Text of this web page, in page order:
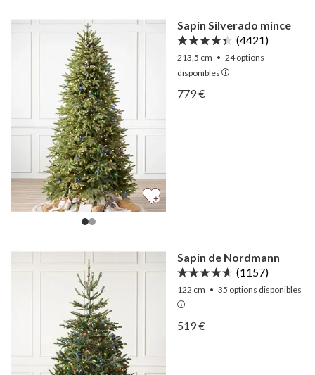
Sapin Silverado mince
(4421)
213,5 cm • 24 options
disponibles
Afficher Sapin Silverado
Afficher Sapin Silverado
779 €
Sapin de Nordmann
(1157)
122 cm • 35 options disponibles
Afficher Sapin de
Afficher Sapin de
519 €